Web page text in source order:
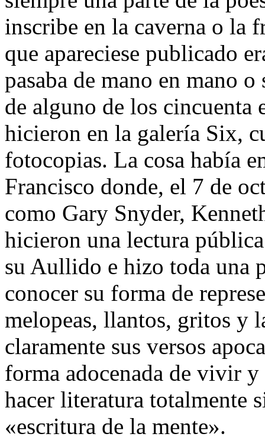
inscribe en la caverna o la
que apareciese publicado
pasaba de mano en mano
de alguno de los cincuenta
hicieron en la galería Six,
fotocopias. La cosa había
Francisco donde, el 7 de
como Gary Snyder,
hicieron una lectura
su Aullido e hizo toda una
conocer su forma de
melopeas, llantos, gritos y
claramente sus versos
forma adocenada de vivir
hacer literatura totalmente
«escritura de la mente».